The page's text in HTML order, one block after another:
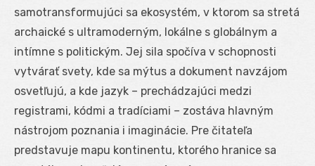
samotransformujúci sa ekosystém, v ktorom sa stretá
archaické s ultramoderným, lokálne s globálnym a
intímne s politickým. Jej sila spočíva v schopnosti
vytvárať svety, kde sa mýtus a dokument navzájom
osvetľujú, a kde jazyk – prechádzajúci medzi
registrami, kódmi a tradíciami – zostáva hlavným
nástrojom poznania i imaginácie. Pre čitateľa
predstavuje mapu kontinentu, ktorého hranice sa